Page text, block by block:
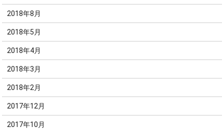
2018年8月
2018年5月
2018年4月
2018年3月
2018年2月
2017年12月
2017年10月